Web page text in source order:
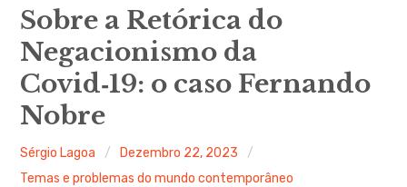
PdF
SECÇÕES
MATERIAIS child
Sobre a Retórica do
Negacionismo da
Covid‑19: o caso Fernando
Nobre
Sérgio Lagoa
Dezembro 22, 2023
Temas e problemas do mundo contemporâneo